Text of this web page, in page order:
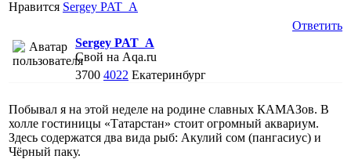
Нравится Sergey PAT_A
Ответить
Sergey PAT_A
Свой на Aqa.ru
3700 4022 Екатеринбург
Побывал я на этой неделе на родине славных КАМАЗов. В
холле гостиницы «Татарстан» стоит огромный аквариум.
Здесь содержатся два вида рыб: Акулий сом (пангасиус) и
Чёрный паку.